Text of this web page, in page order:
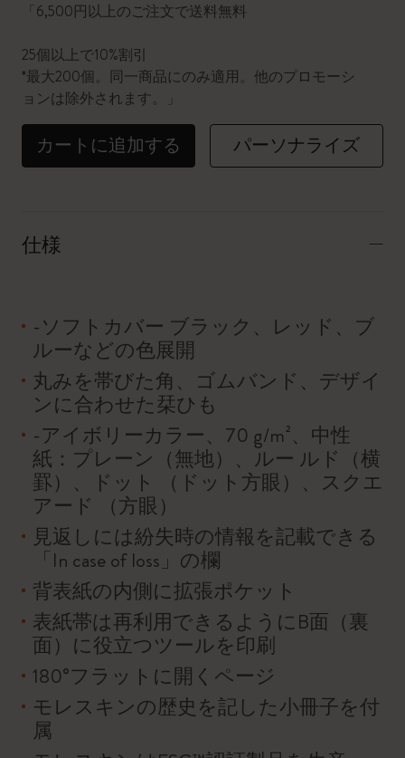
「6,500円以上のご注文で送料無料
25個以上で10%割引
*最大200個。同一商品にのみ適用。他のプロモーシ
ョンは除外されます。」
カートに追加する パーソナライズ
仕様
-ソフトカバー ブラック、レッド、ブ
ルーなどの色展開
丸みを帯びた角、ゴムバンド、デザイ
ンに合わせた栞ひも
-アイボリーカラー、70 g/m²、中性
紙：プレーン（無地）、ルー ルド（横
罫）、ドット （ドット方眼）、スクエ
アード （方眼）
見返しには紛失時の情報を記載できる
「In case of loss」の欄
背表紙の内側に拡張ポケット
表紙帯は再利用できるようにB面（裏
面）に役立つツールを印刷
180°フラットに開くページ
モレスキンの歴史を記した小冊子を付
属